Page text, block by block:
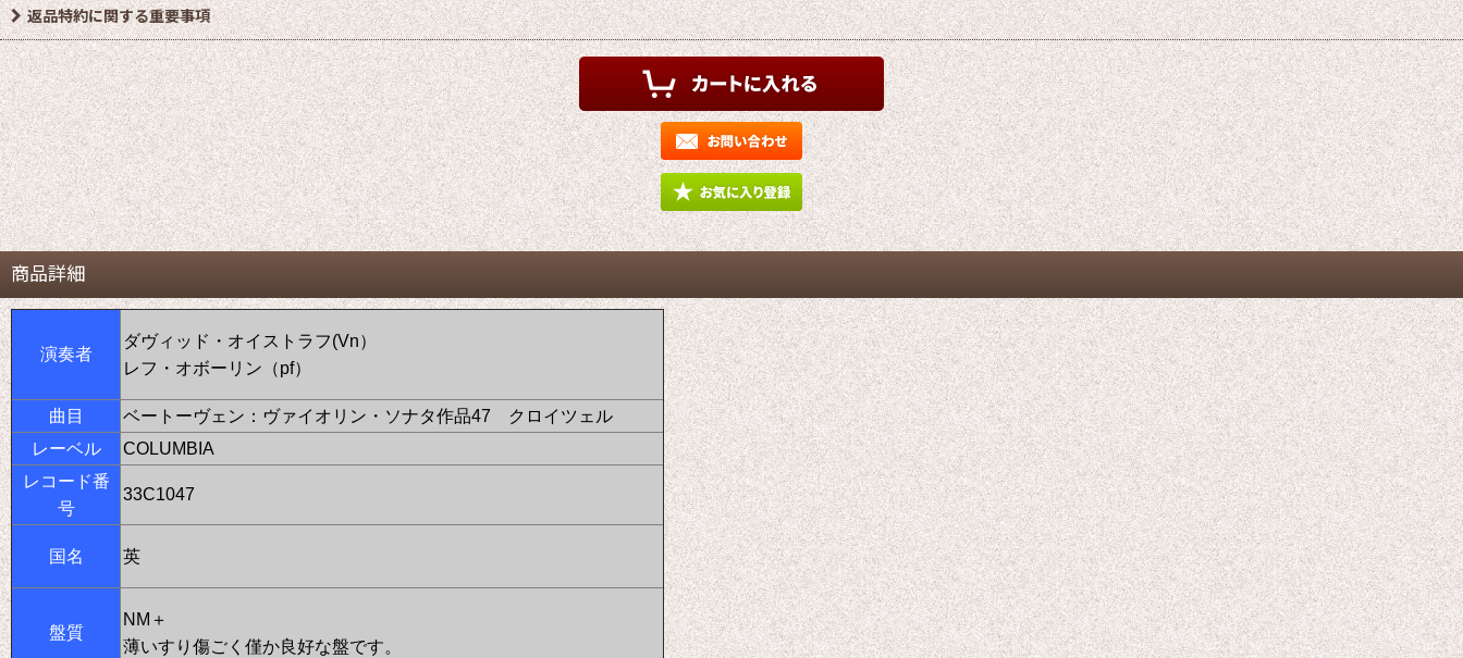
返品特約に関する重要事項
商品詳細
演奏者
ダヴィッド・オイストラフ(Vn）
レフ・オボーリン（pf）
曲目
ベートーヴェン：ヴァイオリン・ソナタ作品47 クロイツェル
レーベル
COLUMBIA
レコード番
号
33C1047
国名 英
盤質
NM＋
薄いすり傷ごく僅か良好な盤です。